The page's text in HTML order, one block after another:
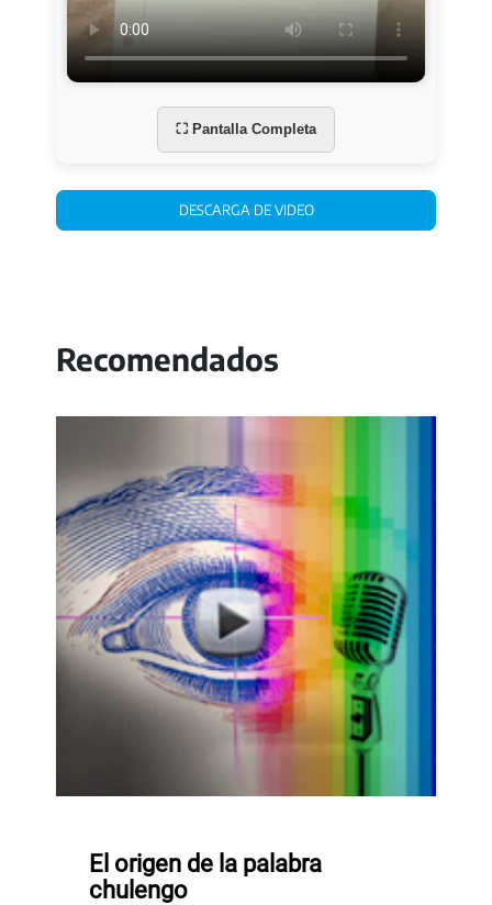
⛶ Pantalla Completa
DESCARGA DE VIDEO
Recomendados
El origen de la palabra
chulengo